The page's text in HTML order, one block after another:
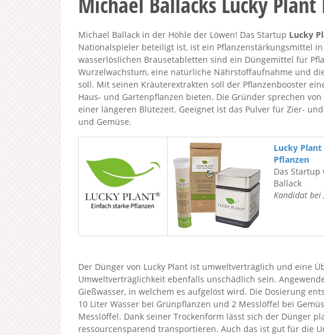
Michael Ballack in der Höhle der Löwen! Das Startup Lucky
Nationalspieler beteiligt ist, ist ein Pflanzenstärkungsmittel in
wasserlöslichen Brausetabletten sind ein Düngemittel für
Wurzelwachstum, eine natürliche Nährstoffaufnahme und
soll. Mit seinen Kräuterextrakten soll der Pflanzenbooster
Haus- und Gartenpflanzen bieten. Die Gründer sprechen
einer längeren Blütezeit. Geeignet ist das Pulver für Zier-
und Gemüse.
Lucky
Pflanzen
Das Startup
Ballack
Kandidat bei
Der Dünger von Lucky Plant ist umweltverträglich und eine
Umweltverträglichkeit ebenfalls unschädlich sein.
Gießwasser, in welchem es aufgelöst wird. Die Dosierung
10 Liter Wasser bei Grünpflanzen und 2 Messlöffel bei
Messlöffel. Dank seiner Trockenform lässt sich der Dünger
ressourcensparend transportieren. Auch das ist gut für die